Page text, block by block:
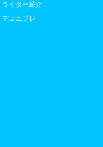
ライター紹介
デュエプレ